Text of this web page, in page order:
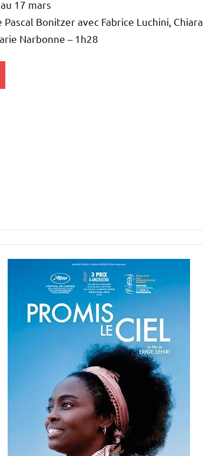
17 mars
Bonitzer avec Fabrice Luchini, Chiara
Narbonne – 1h28